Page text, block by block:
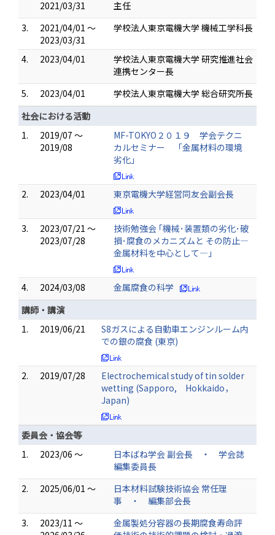
2021/03/31
主任
3.
2021/04/01 ～
2023/03/31
学校法人東京電機大学 機械工学科長
4. 2023/04/01
学校法人東京電機大学 研究推進社会
連携センター長
5.
2023/04/01
学校法人東京電機大学 総合研究所長
社会における活動
1.
2019/07 ～
2019/08
MF-TOKYO２０１９ 学会テクニ
カルセミナー 「金属材料の環境
劣化」
2. 2023/04/01 東京電機大学経営同友会副会長
3.
2023/07/21 ～
2023/07/28
技術勉強会 ｢機械･装置類の劣化･破
損･腐食のメカニズムと その防止—
金属材料を中心として—｣
4. 2024/03/08
金属腐食の科学
講師・講演
1.
2019/06/21
S8ガスによる自動車エンジンルーム内
での銀の腐食 (東京)
2. 2019/07/28
Electrochemical study of tin solder
wetting (Sapporo, Hokkaido，
Japan)
委員会・協会等
1.
2023/06 ～
日本ばね学会 副会長 ・ 学会誌
編集委員長
2.
2025/06/01 ～
日本材料試験技術協会 常任理
事 ・ 編集部会長
3.
2023/11 ～
金属製処分容器の長期腐食寿命評